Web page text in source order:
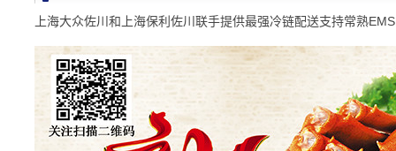
上海大众佐川和上海保利佐川联手提供最强冷链配送支持常熟